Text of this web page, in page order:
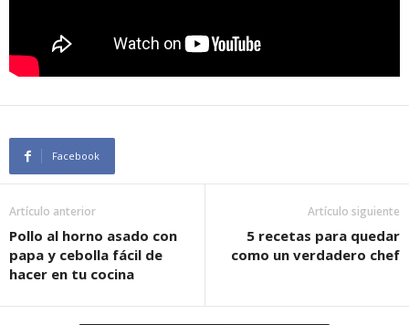
Facebook
Artículo anterior
Pollo al horno asado con
papa y cebolla fácil de
hacer en tu cocina
Artículo siguiente
5 recetas para quedar
como un verdadero chef